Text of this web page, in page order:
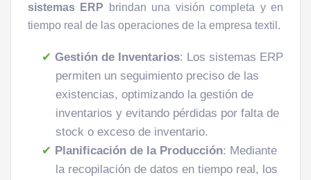
sistemas ERP brindan una visión completa y en
tiempo real de las operaciones de la empresa textil.
Gestión de Inventarios: Los sistemas ERP
permiten un seguimiento preciso de las
existencias, optimizando la gestión de
inventarios y evitando pérdidas por falta de
stock o exceso de inventario.
Planificación de la Producción: Mediante
la recopilación de datos en tiempo real, los